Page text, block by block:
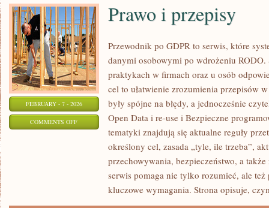
FEBRUARY - 7 - 2026
COMMENTS OFFON
Prawo i przepisy
Przewodnik po GDPR to serwis, które
danymi osobowymi po wdrożeniu RODO.
praktykach w firmach oraz u osób
cel to ułatwienie zrozumienia przepisów
były spójne na błędy, a jednocześnie
Open Data i re-use i Bezpieczne
tematyki znajdują się aktualne reguły
określony cel, zasada „tyle, ile trzeba”,
przechowywania, bezpieczeństwo, a
serwis pomaga nie tylko rozumieć, ale też
kluczowe wymagania. Strona opisuje,